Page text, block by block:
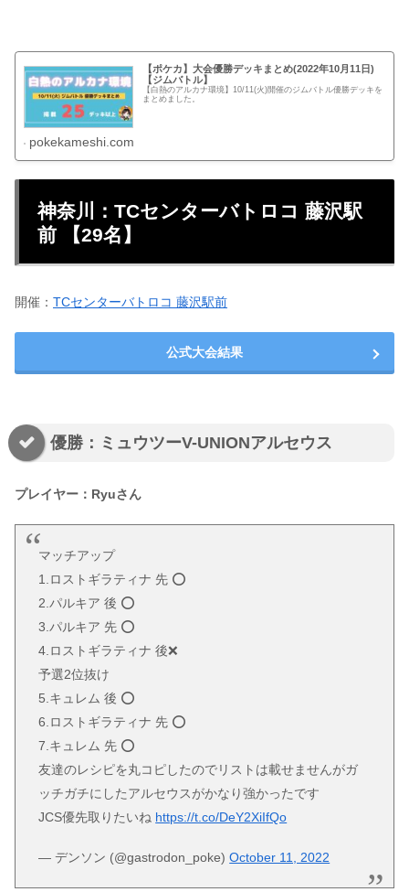
【ポケカ】大会優勝デッキまとめ(2022年10月11日)
【ジムバトル】
【白熱のアルカナ環境】10/11(火)開催のジムバトル優勝デッキを
まとめました。
pokekameshi.com
神奈川：TCセンターバトロコ 藤沢駅
前 【29名】
開催： TCセンターバトロコ 藤沢駅前
公式大会結果
優勝：ミュウツーV-UNIONアルセウス
プレイヤー：Ryuさん
マッチアップ
1.ロストギラティナ 先 ⭕️
2.パルキア 後 ⭕️
3.パルキア 先 ⭕️
4.ロストギラティナ 後❌
予選2位抜け
5.キュレム 後 ⭕️
6.ロストギラティナ 先 ⭕️
7.キュレム 先 ⭕️
友達のレシピを丸コピしたのでリストは載せませんがガ
ッチガチにしたアルセウスがかなり強かったです
JCS優先取りたいね https://t.co/DeY2XiIfQo
— デンソン (@gastrodon_poke)October 11, 2022